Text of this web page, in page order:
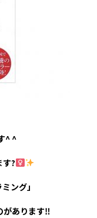
^ ^
?‍
ング」
があります‼︎